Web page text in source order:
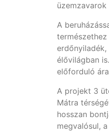
A
élővilágban
előforduló
A projekt 3
Mátra
hosszan
megvalósul,